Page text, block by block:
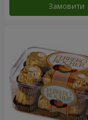
Замовити